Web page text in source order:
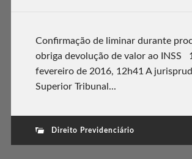
Confirmação de liminar durante
obriga devolução de valor ao INSS
fevereiro de 2016, 12h41 A
Superior Tribunal...
Direito Previdenciário